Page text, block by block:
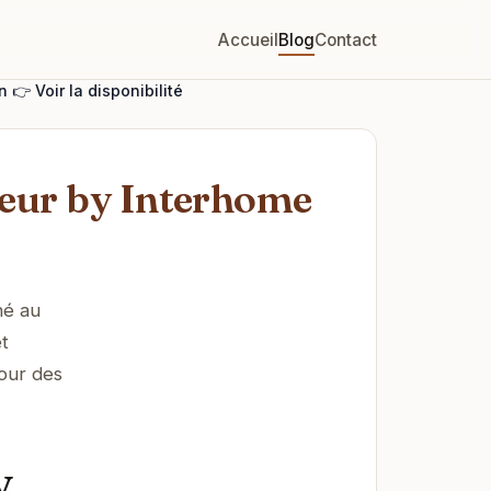
AccueilBlogContact
👉 Voir la disponibilité
by Interhome
au
des